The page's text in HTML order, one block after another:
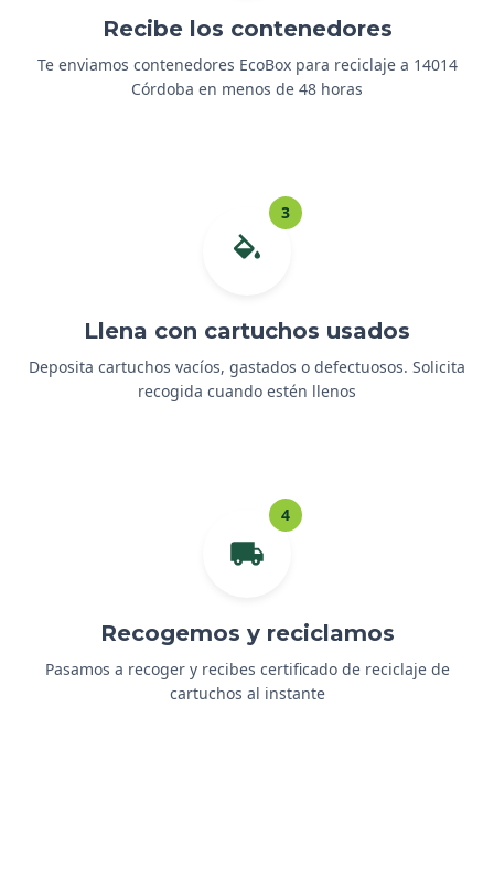
Recibe los contenedores
Te enviamos contenedores EcoBox para reciclaje a 14014
Córdoba en menos de 48 horas
3
Llena con cartuchos usados
Deposita cartuchos vacíos, gastados o defectuosos. Solicita
recogida cuando estén llenos
4
Recogemos y reciclamos
Pasamos a recoger y recibes certificado de reciclaje de
cartuchos al instante